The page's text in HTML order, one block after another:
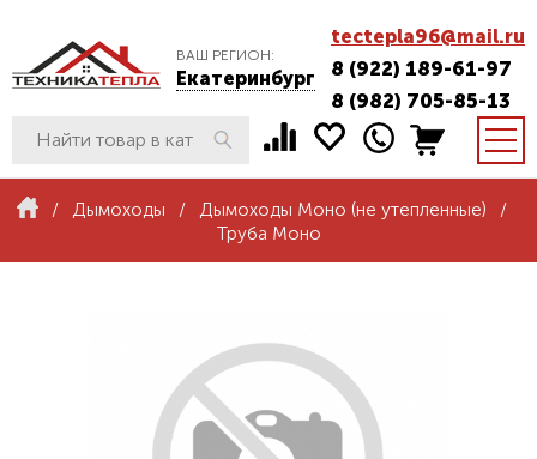
ВАШ РЕГИОН:
Екатеринбург
tectepla96@mail.ru
8 (922) 189-61-97
8 (982) 705-85-13
/ Дымоходы / Дымоходы Моно (не утепленные)
/
Труба Моно